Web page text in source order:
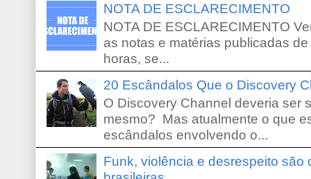
NOTA DE ESCLARECIMENTO
NOTA DE ESCLARECIMENTO
as notas e matérias publicadas
horas, se...
20 Escândalos Que o Discovery
O Discovery Channel deveria ser
mesmo? Mas atualmente o que
escândalos envolvendo o...
Funk, violência e desrespeito são